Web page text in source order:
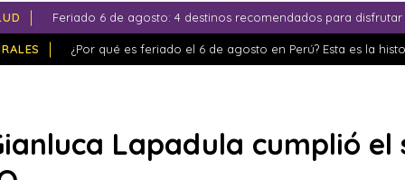
Feriado 6 de agosto: 4 destinos recomendados para
¿Por qué es feriado el 6 de agosto en Perú? Esta es la
Lapadula cumplió el